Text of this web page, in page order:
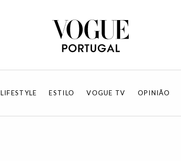
LIFESTYLE ESTILO VOGUE TV OPINIÃO